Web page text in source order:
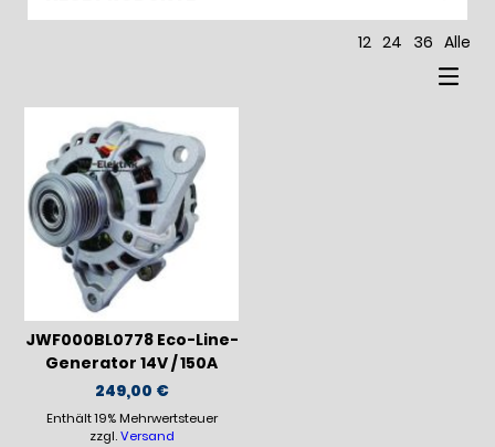
12 24 36 Alle
JWF000BL0778 Eco-Line-
Generator 14V / 150A
249,00 €
Enthält 19% Mehrwertsteuer
zzgl.Versand